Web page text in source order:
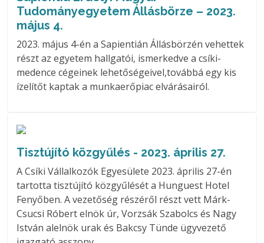
Tudományegyetem Állásbörze – 2023.
május 4.
2023. május 4-én a Sapientián Állásbörzén vehettek
részt az egyetem hallgatói, ismerkedve a csíki-
medence cégeinek lehetőségeivel,továbbá egy kis
ízelítőt kaptak a munkaerőpiac elvárásairól.
Tisztújító közgyűlés - 2023. április 27.
A Csíki Vállalkozók Egyesülete 2023. április 27-én
tartotta tisztújító közgyűlését a Hunguest Hotel
Fenyőben. A vezetőség részéről részt vett Márk-
Csucsi Róbert elnök úr, Vorzsák Szabolcs és Nagy
István alelnök urak és Bakcsy Tünde ügyvezető